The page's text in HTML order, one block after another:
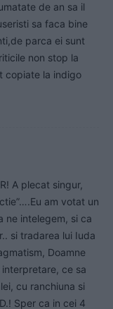
de an sa il
sa faca bine
parca ei sunt
non stop la
copiate la indigo
A plecat singur,
am votat un
ne intelegem, si ca
si tradarea lui Iuda
Doamne
ce sa
cu ranchiuna si
Sper ca in cei 4